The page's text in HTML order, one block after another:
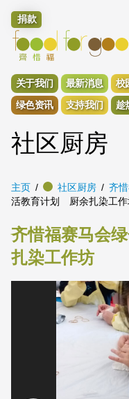
捐款
关于我们 最新消息 校
绿色资讯
支持我们 趁
社区厨房
主页 社区厨房 齐
活教育计划 厨余扎染工作
齐惜福赛马会
扎染工作坊